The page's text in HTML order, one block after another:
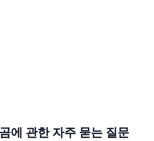
에 관한 자주 묻는 질문